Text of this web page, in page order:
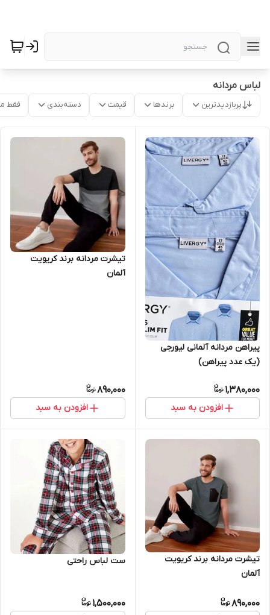
لباس مردانه
پربازدیدترین برندها قیمت دسته‌بندی فقط
پیراهن مردانه آلمانی لیورجی
(یک عدد پیراهن)
1,380,000
افزودن به سبد
تیشرت مردانه برند کریویت
آلمان
890,000
افزودن به سبد
تیشرت مردانه برند کریویت
آلمان
890,000
ست لباس راحتی
1,500,000